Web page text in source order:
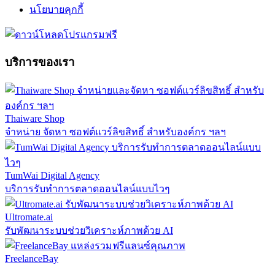
นโยบายคุกกี้
บริการของเรา
Thaiware Shop
จำหน่าย จัดหา ซอฟต์แวร์ลิขสิทธิ์ สำหรับองค์กร ฯลฯ
TumWai Digital Agency
บริการรับทำการตลาดออนไลน์แบบไวๆ
Ultromate.ai
รับพัฒนาระบบช่วยวิเคราะห์ภาพด้วย AI
FreelanceBay